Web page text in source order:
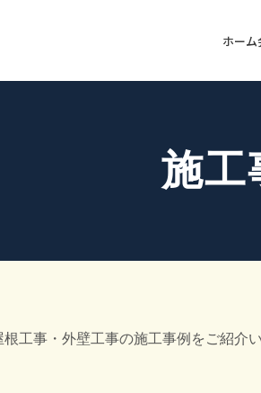
ホーム
施工
工事・外壁工事の施工事例をご紹介い